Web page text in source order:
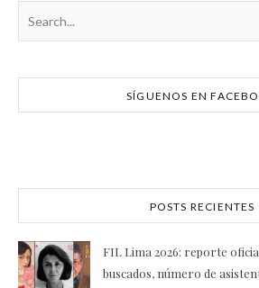
SÍGUENOS EN
POSTS RECIENTES
FIL Lima 2026: reporte
buscados, número de